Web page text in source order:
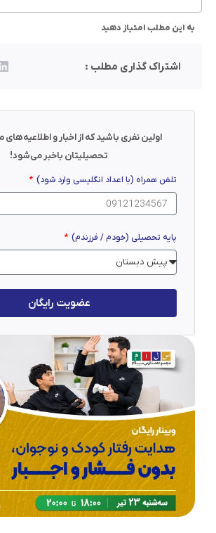
به این مطلب امتیاز دهید
اشتراک گذاری مطلب :
اولین نفری باشید که از اخبار و اطلاعیه‌های
تحصیلیتان باخبر می‌شود!
تلفن همراه (با اعداد انگلیسی وارد شود)
پایه تحصیلی (خودم / فرزندم)
عضویت رایگان